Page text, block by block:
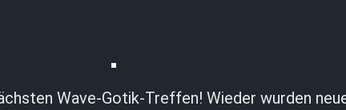
Wave-Gotik-Treffen! Wieder wurden